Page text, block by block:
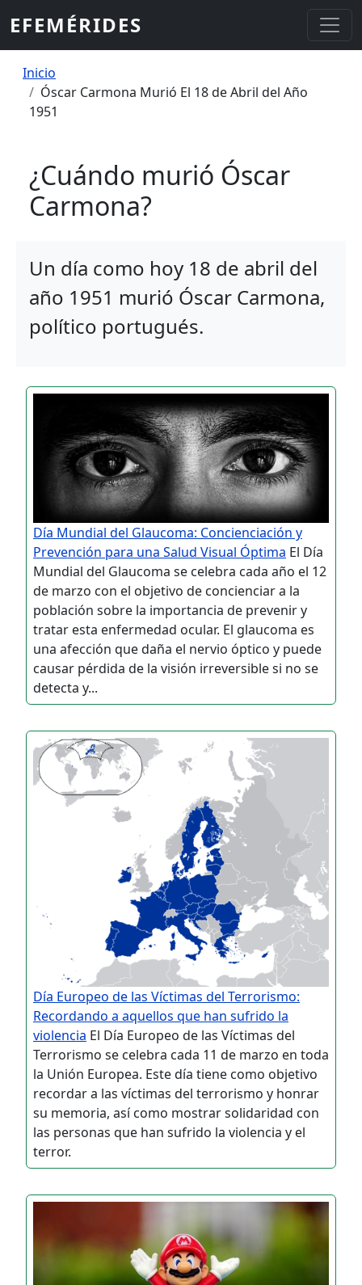
EFEMÉRIDES
Sobrescribir enlaces de ayuda a la
Inicio
Óscar Carmona Murió El 18 de Abril del Año
1951
¿Cuándo murió Óscar
Carmona?
Un día como hoy 18 de abril del
año 1951 murió Óscar Carmona,
político portugués.
Día Mundial del Glaucoma: Concienciación y
Prevención para una Salud Visual Óptima El Día
Mundial del Glaucoma se celebra cada año el 12
de marzo con el objetivo de concienciar a la
población sobre la importancia de prevenir y
tratar esta enfermedad ocular. El glaucoma es
una afección que daña el nervio óptico y puede
causar pérdida de la visión irreversible si no se
detecta y...
Día Europeo de las Víctimas del Terrorismo:
Recordando a aquellos que han sufrido la
violencia El Día Europeo de las Víctimas del
Terrorismo se celebra cada 11 de marzo en toda
la Unión Europea. Este día tiene como objetivo
recordar a las víctimas del terrorismo y honrar
su memoria, así como mostrar solidaridad con
las personas que han sufrido la violencia y el
terror.